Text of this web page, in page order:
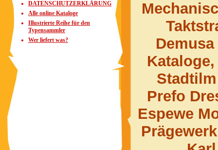
DATENSCHUTZERKLÄRUNG
Alle online Kataloge
Illustrierte Reihe für den
Typensammler
Wer liefert was?
Prefo
Espewe